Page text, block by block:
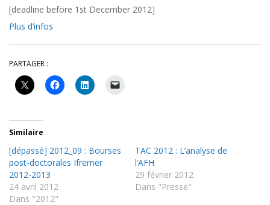
[deadline before 1st December 2012]
Plus d’infos
PARTAGER :
Similaire
[dépassé] 2012_09 : Bourses
post-doctorales Ifremer
2012-2013
24 avril 2012
Dans "2012"
TAC 2012 : L’analyse de
l’AFH
29 février 2012
Dans "Presse"